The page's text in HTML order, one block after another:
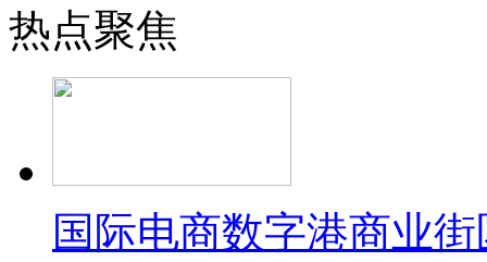
热点聚焦
国际电商数字港商业